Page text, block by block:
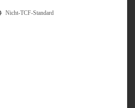
Nicht-TCF-Standard